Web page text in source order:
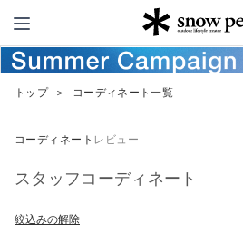
Snow Peak
トップ ＞ コーディネート一覧
コーディネート レビュー
スタッフコーディネート
絞込みの解除